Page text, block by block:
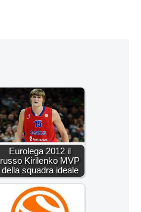
Eurolega 2012 il
russo Kirilenko MVP
della squadra ideale